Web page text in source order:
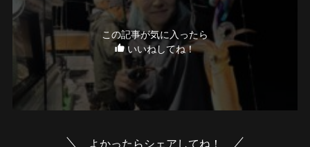
この記事が気に入ったら
いいねしてね！
よかったらシェアしてね！